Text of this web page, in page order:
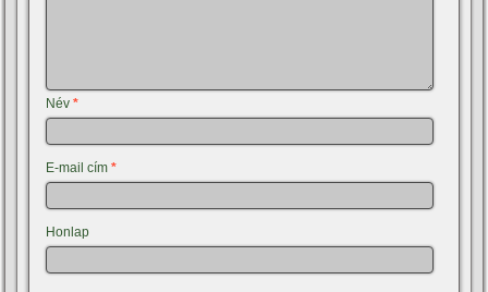
Név*
E-mail cím*
Honlap